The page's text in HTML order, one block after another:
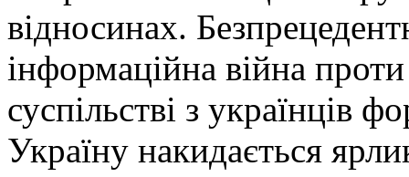
відносинах.
інформаційна війна
суспільстві з українців
Україну накидається